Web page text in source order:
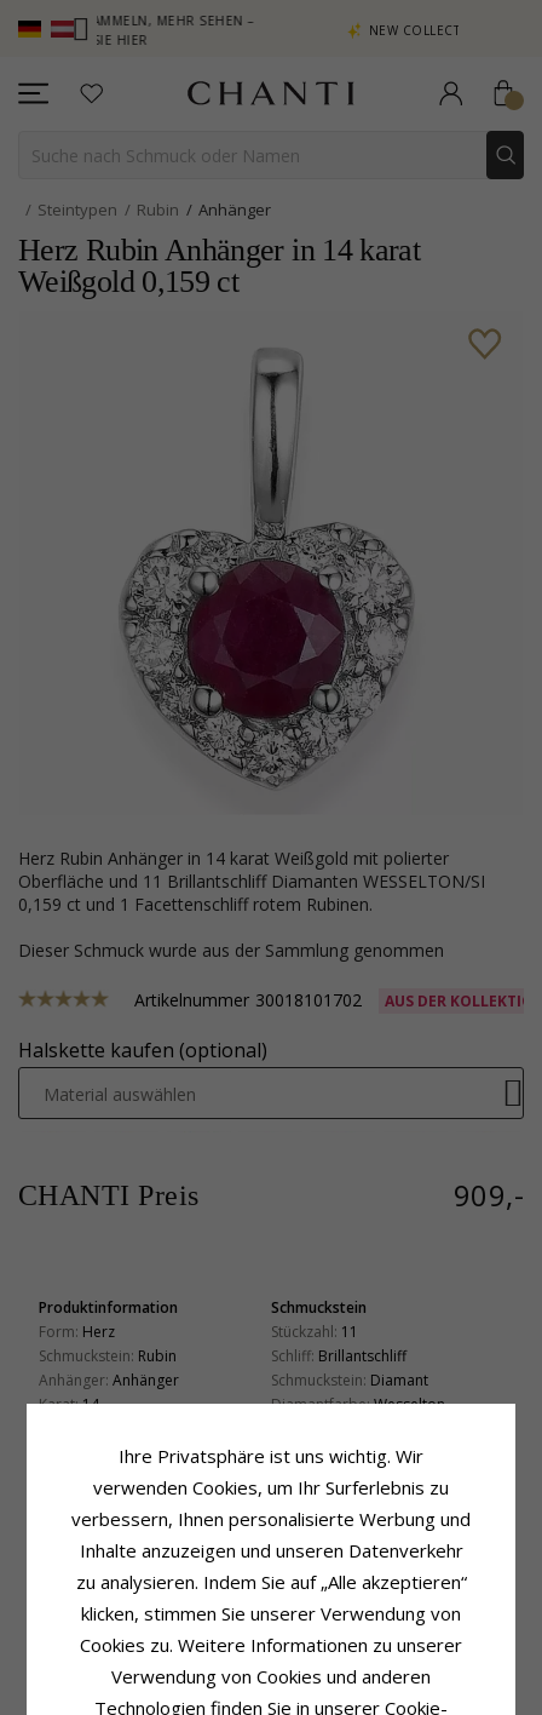
SAMMELN, MEHR SEHEN –
SIE HIER
NEW COLLECTION | AURA
Steintypen Rubin Anhänger
Herz Rubin Anhänger in 14 karat
Weißgold 0,159 ct
Herz Rubin Anhänger in 14 karat Weißgold mit polierter
Oberfläche und 11 Brillantschliff Diamanten WESSELTON/SI
0,159 ct und 1 Facettenschliff rotem Rubinen.
Dieser Schmuck wurde aus der Sammlung genommen
Artikelnummer 30018101702 AUS DER
Halskette kaufen (optional)
Material auswählen
CHANTI Preis 909,-
Produktinformation
Form: Herz
Schmuckstein: Rubin
Anhänger: Anhänger
Karat:14
Polierter
Schmuckstein
Stückzahl: 11
Schliff: Brillantschliff
Schmuckstein: Diamant
Diamantfarbe:Wesselton
Karat:0,159
Schmuckstein
Stückzahl: 1
Farbe:Rotem
Schmuckstein:Rubin
Fassung
Höhe Mit Öse: 12,3 mm
Breite: 8,3 mm
Tiefe:3,2 mm
Lieferzeit
Lieferzeit:4-5 Werktage
Passt Zu Goldketten Mit Den
Breiten
Schlange Max.:1,5 mm
Venezia Max.:
1,5 mm
Ihre Privatsphäre ist uns wichtig. Wir
verwenden Cookies, um Ihr Surferlebnis zu
verbessern, Ihnen personalisierte Werbung und
Inhalte anzuzeigen und unseren Datenverkehr
zu analysieren. Indem Sie auf „Alle akzeptieren“
klicken, stimmen Sie unserer Verwendung von
Cookies zu. Weitere Informationen zu unserer
Verwendung von Cookies und anderen
Technologien finden Sie in unserer Cookie-